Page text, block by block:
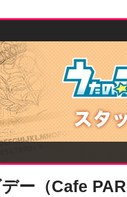
ー（Cafe